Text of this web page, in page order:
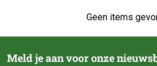
Geen items
Meld je aan voor onze